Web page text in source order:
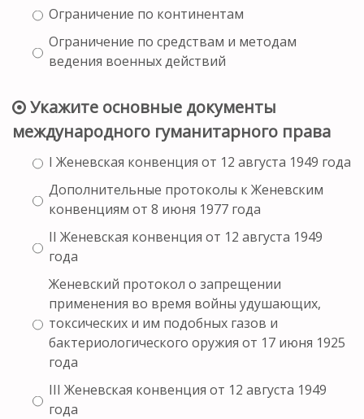
Ограничение по континентам
Ограничение по средствам и методам
ведения военных действий
Укажите основные документы
международного гуманитарного права
I Женевская конвенция от 12 августа 1949 года
Дополнительные протоколы к Женевским
конвенциям от 8 июня 1977 года
II Женевская конвенция от 12 августа 1949
года
Женевский протокол о запрещении
применения во время войны удушающих,
токсических и им подобных газов и
бактериологического оружия от 17 июня 1925
года
III Женевская конвенция от 12 августа 1949
года